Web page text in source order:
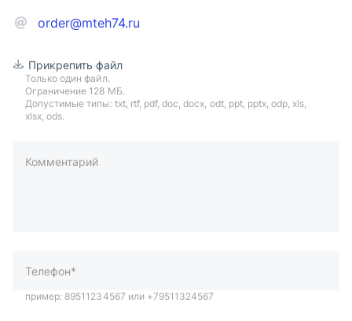
order@mteh74.ru
Прикрепить файл
Только один файл.
Ограничение 128 МБ.
Допустимые типы: txt, rtf, pdf, doc, docx, odt, ppt, pptx, odp, xls,
xlsx, ods.
Комментарий
пример: 89511234567 или +79511324567
Отправить